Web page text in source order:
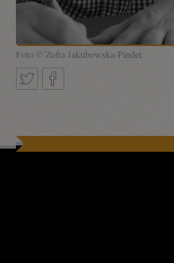
Foto © Zofia Jakubowska-Pindel